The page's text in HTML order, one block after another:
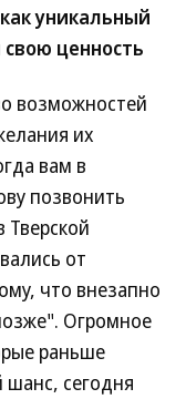
уникальный
ценность
возможностей
их
вам в
позвонить
от
что внезапно
Огромное
раньше
шанс, сегодня